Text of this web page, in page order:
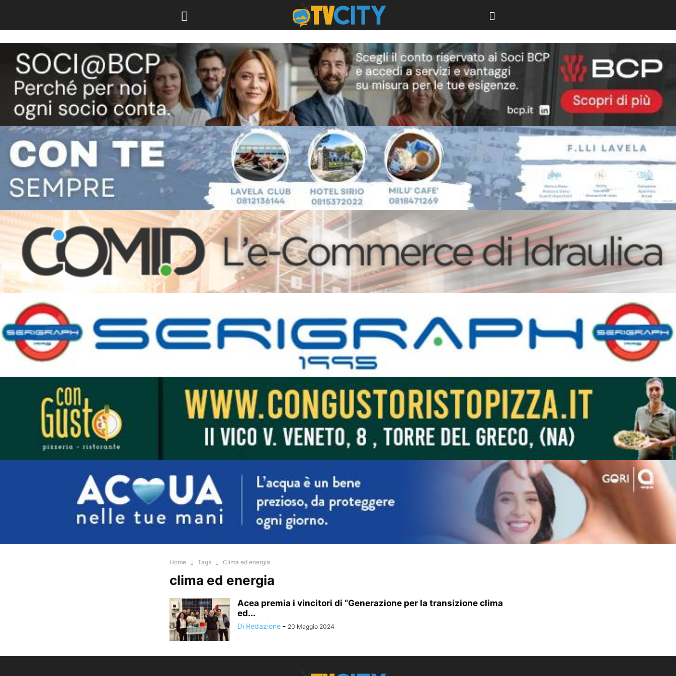
Home Tags Clima ed energia
clima ed energia
Acea premia i vincitori di “Generazione per la transizione clima
ed...
Di Redazione - 20 Maggio 2024